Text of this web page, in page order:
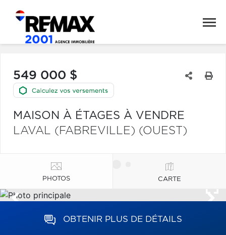
549 000 $
MAISON À ÉTAGES À VENDRE
LAVAL (FABREVILLE) (OUEST)
PHOTOS CARTE
OBTENIR PLUS DE DÉTAILS